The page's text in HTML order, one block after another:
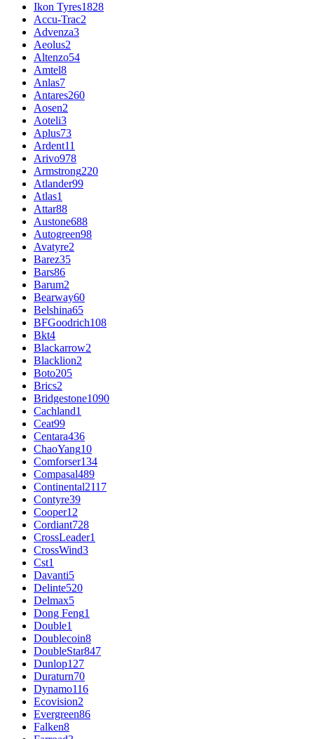
Ikon Tyres1828
Accu-Trac2
Advenza3
Aeolus2
Altenzo54
Amtel8
Anlas7
Antares260
Aosen2
Aoteli3
Aplus73
Ardent11
Arivo978
Armstrong220
Atlander99
Atlas1
Attar88
Austone688
Autogreen98
Avatyre2
Barez35
Bars86
Barum2
Bearway60
Belshina65
BFGoodrich108
Bkt4
Blackarrow2
Blacklion2
Boto205
Brics2
Bridgestone1090
Cachland1
Ceat99
Centara436
ChaoYang10
Comforser134
Compasal489
Continental2117
Contyre39
Cooper12
Cordiant728
CrossLeader1
CrossWind3
Cst1
Davanti5
Delinte520
Delmax5
Dong Feng1
Double1
Doublecoin8
DoubleStar847
Dunlop127
Duraturn70
Dynamo116
Ecovision2
Evergreen86
Falken8